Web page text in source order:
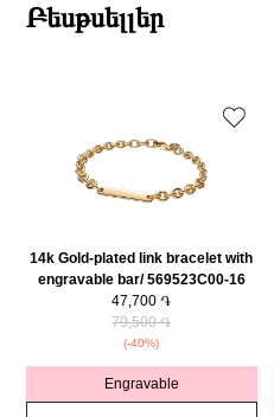
Բեսթսելլեր
14k Gold-plated link bracelet with
engravable bar/ 569523C00-16
47,700 ֏
79,500 ֏
(-40%)
Engravable